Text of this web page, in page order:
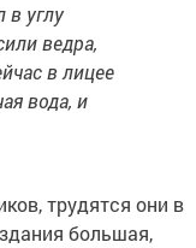
в углу
ведра,
в лицее
вода, и
трудятся они в
большая,